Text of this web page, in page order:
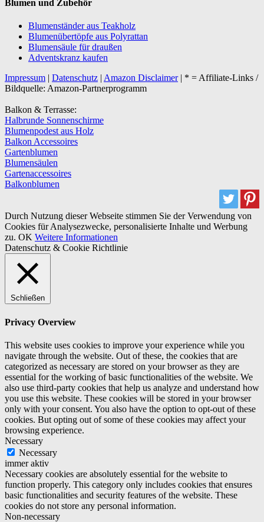
Blumen und Zubehör
Blumenständer aus Teakholz
Blumenübertöpfe aus Polyrattan
Blumensäule für draußen
Adventskranz kaufen
Impressum
Datenschutz Amazon Disclaimer| * = Affiliate-Links /
Bildquelle: Amazon-Partnerprogramm
Balkon & Terrasse:
Halbrunde Sonnenschirme
Blumenpodest aus Holz
Balkon Accessoires
Gartenblumen
Blumensäulen
Gartenaccessoires
Balkonblumen
Durch Nutzung dieser Webseite stimmen Sie der Verwendung von
Cookies für Analysezwecke, personalisierte Inhalte und Werbung
zu. OK Weitere Informationen
Datenschutz & Cookie Richtlinie
Schließen
Privacy Overview
This website uses cookies to improve your experience while you
navigate through the website. Out of these, the cookies that are
categorized as necessary are stored on your browser as they are
essential for the working of basic functionalities of the website. We
also use third-party cookies that help us analyze and understand how
you use this website. These cookies will be stored in your browser
only with your consent. You also have the option to opt-out of these
cookies. But opting out of some of these cookies may affect your
browsing experience.
Necessary
Necessary
immer aktiv
Necessary cookies are absolutely essential for the website to
function properly. This category only includes cookies that ensures
basic functionalities and security features of the website. These
cookies do not store any personal information.
Non-necessary